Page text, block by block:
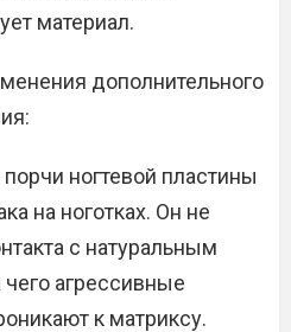
материал.
дополнительного
ногтевой пластины
на ноготках. Он не
с натуральным
агрессивные
к матриксу.